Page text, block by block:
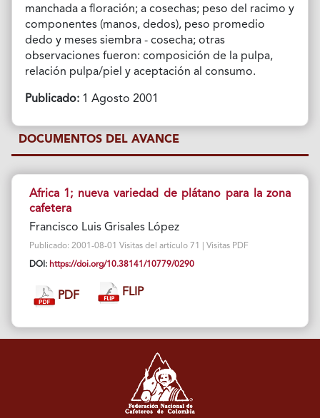
manchada a floración; a cosechas; peso del racimo y
componentes (manos, dedos), peso promedio
dedo y meses siembra - cosecha; otras
observaciones fueron: composición de la pulpa,
relación pulpa/piel y aceptación al consumo.
Publicado:1 Agosto 2001
DOCUMENTOS DEL AVANCE
Africa 1; nueva variedad de plátano para la zona
cafetera
Francisco Luis Grisales López
Publicado: 2001-08-01 Visitas del artículo 71 | Visitas PDF
DOI: https://doi.org/10.38141/10779/0290
PDF FLIP